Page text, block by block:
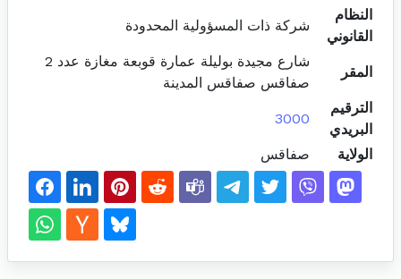
النظام
القانوني
شركة ذات المسؤولية المحدودة
المقر
شارع مجيدة بوليلة عمارة قوبعة مغازة عدد 2
صفاقس صفاقس المدينة
الترقيم
البريدي
3000
الولاية صفاقس